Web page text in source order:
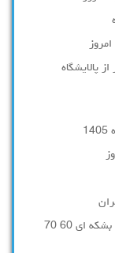
خرید امروز از پالایشگاه
پالایشگاه قیر پاسارگاد تهران | خرید قیر بشکه ای 60 70